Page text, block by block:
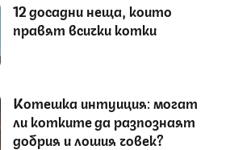
12 досадни неща, които
правят всички котки
Котешка интуиция: могат
ли котките да разпознаят
добрия и лошия човек?